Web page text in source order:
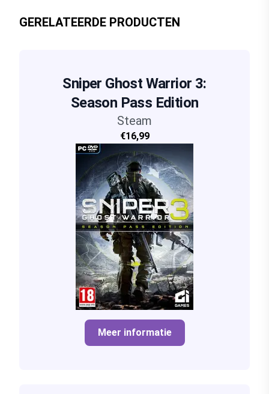
GERELATEERDE PRODUCTEN
Sniper Ghost Warrior 3:
Season Pass Edition
Steam
€16,99
Meer informatie